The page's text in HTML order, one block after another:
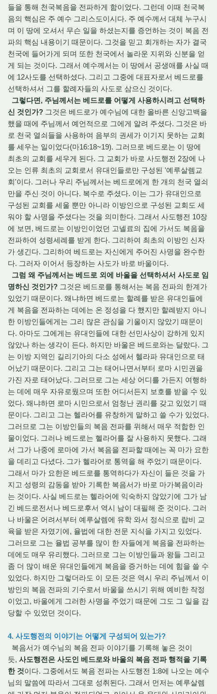
들을 통해 천국복음을 전파하게 함이었다. 그런데 이때 천국복
음의 핵심은 주 예수 그리스도이시다. 주 예수께서 대체 누구시
며 이 땅에 오셔서 무슨 일을 하셨는지를 증언하는 것이 복음 전
파의 핵심 내용이기 때문이다. 그것을 믿고 회개하는 자가 결국
천국에 들어가게 되며 또한 천국에서 놀라운 지위와 신분을 얻
게 되는 것이다. 그래서 예수께서는 이 땅에서 공생애를 사실 때
에 12사도를 선택하셨다. 그리고 그중에 대표자로서 베드로를
선택하셔서 그를 할례자들의 사도로 삼으신 것이다.
그렇다면, 주님께서는 베드로를 어떻게 사용하시려고 선택하
신 것인가? 그것은 베드로가 예수님에 대한 올바른 신앙고백을
했을 때에 주님께서 예언적으로 그에게 알려 주셨다. 그것은 바
로 천국 열쇠들을 사용하여 음부의 권세가 이기지 못하는 교회
를 세우는 일이었다(마16:18~19). 그러므로 베드로는 이 땅에
최초의 교회를 세우게 된다. 그 교회가 바로 사도행전 2장에 나
오는 인류 최초의 교회로서 유대인들로만 구성된 '예루살렘교
회'이다. 그러나 우리 주님께서는 베드로에게 한 개의 천국 열쇠
만을 주신 것이 아니다. 복수로 주셨다. 이는 그가 유대인으로
구성된 교회를 세울 뿐만 아니라 이방인으로 구성된 교회도 세
워야 할 사명을 주셨다는 것을 의미한다. 그래서 사도행전 10장
에 보면, 베드로는 이방인이었던 고넬료의 집에 가서도 복음을
전파하여 성령세례를 받게 한다. 그리하여 최초의 이방인 신자
가 생긴다. 그리하여 베드로는 자신에게 주어진 사명을 완수한
다. 그러자 이어서 등장하는 사도가 바로 바울이다.
그럼 왜 주님께서는 베드로 외에 바울을 선택하셔서 사도로 임
명하신 것인가? 그것은 베드로를 통해서는 복음 전파의 한계가
있었기 때문이다. 왜냐하면 베드로는 할례를 받은 유대인들에
게 복음을 전파하는 데에는 온 정성을 다 했지만 할례받지 아니
한 이방인들에게는 그리 많은 관심을 기울이지 않았기 때문이
다. 아마도 그에게는 유대인들에 대한 선민사상이 강하게 있지
않았나 하는 생각이 든다. 하지만 바울은 베드로와는 달랐다. 그
는 이방 지역인 길리기아의 다소 성에서 헬라파 유대인으로 태
어났기 때문이다. 그리고 그는 태어나면서부터 로마 시민권을
가진 자로 태어났다. 그러므로 그는 세상 어디를 가든지 여행하
는 데에 매우 자유로웠으며 또한 어디서든지 보호를 받을 수 있
었다. 왜냐하면 로마 시민으로서 엄청난 권리를 갖고 있었기 때
문이다. 그리고 그는 헬라어를 유창하게 말하고 쓸 수가 있었다.
그러므로 그는 이방인들의 복음 전파를 위해서 매우 적합한 인
물이었다. 그러나 베드로는 헬라어를 잘 사용하지 못했다. 그래
서 그가 나중에 로마에 가서 복음을 전파할 때에는 꼭 마가 요한
을 데리고 다녔다. 그가 헬라어로 통역을 해 주었기 때문이다.
그래서 마가 요한은 베드로를 통역하다가 자신이 들은 것을 가
지고 성령의 감동을 받아 기록한 복음서가 바로 마가복음이라
는 것이다. 사실 베드로는 헬라어에 익숙하지 않았기에 그가 남
긴 베드로전서나 베드로후서 역시 남이 대필해 준 것이다. 그러
나 바울은 어려서부터 예루살렘에 유학 와서 정식으로 랍비 교
육을 받은 자였기에, 율법에 대한 전문 지식을 가지고 있었다.
그러므로 그는 율법 공부를 많이 한 자들에게 복음을 전파하는
데에도 매우 유리했다. 그러므로 그는 이방인들과 왕들 그리고
좀 더 많이 배운 유대인들에게 복음을 증거하는 데에 힘을 쓸 수
있었다. 하지만 그렇더라도 이 모든 것은 역시 우리 주님께서 이
방인의 복음 전파의 기수로서 바울을 쓰시기 위해 예비한 작정
이었고, 바울에게 그러한 사명을 주었기 때문에 그도 그 일을 감
당할 수 있었던 것이다.
4. 사도행전의 이야기는 어떻게 구성되어 있는가?
복음서가 예수님의 복음 전파 이야기를 기록해 놓은 것이
듯, 사도행전은 사도인 베드로와 바울의 복음 전파 행적을 기록
한 것이다. 그중에서도 복음 전파는 사도행전 1:8에 나오는 예수
님의 말씀에 따라서 그대로 성취된다. 그래서 먼저는 예루살렘